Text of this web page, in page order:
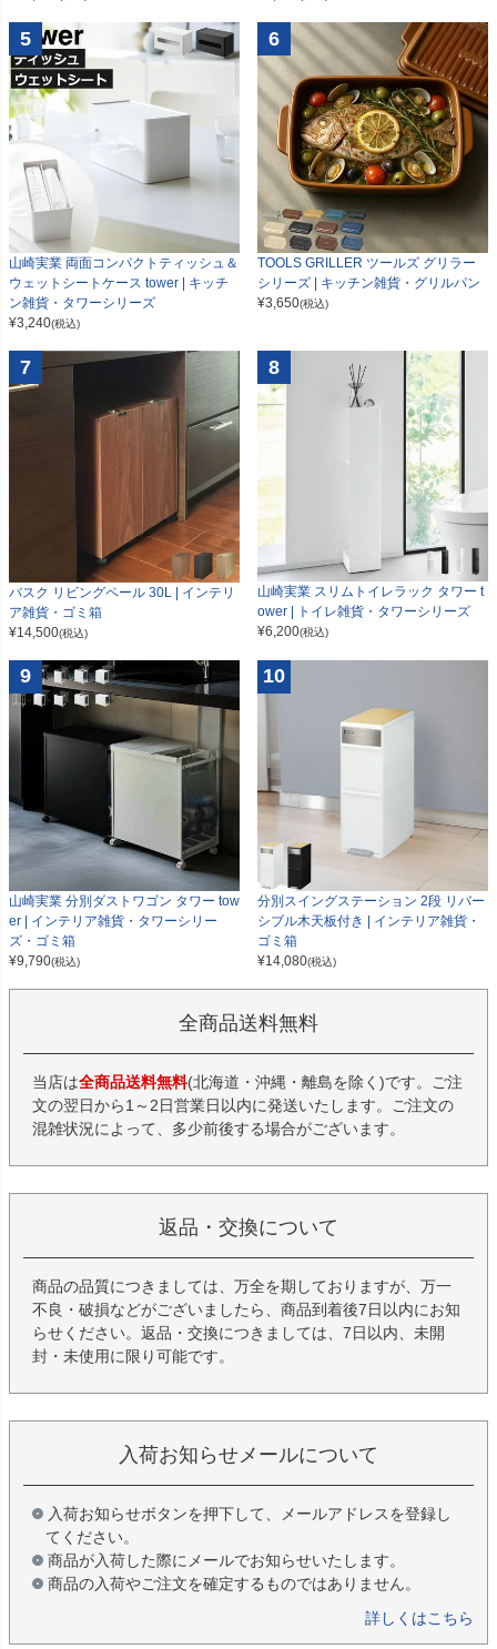
5
山崎実業 両面コンパクトティッシュ＆
ウェットシートケース tower | キッチ
ン雑貨・タワーシリーズ
¥3,240(税込)
6
TOOLS GRILLER ツールズ グリラー
シリーズ | キッチン雑貨・グリルパン
¥3,650(税込)
7
バスク リビングペール 30L | インテリ
ア雑貨・ゴミ箱
¥14,500(税込)
8
山崎実業 スリムトイレラック タワー t
ower | トイレ雑貨・タワーシリーズ
¥6,200(税込)
9
山崎実業 分別ダストワゴン タワー tow
er | インテリア雑貨・タワーシリー
ズ・ゴミ箱
¥9,790(税込)
10
分別スイングステーション 2段 リバー
シブル木天板付き | インテリア雑貨・
ゴミ箱
¥14,080(税込)
全商品送料無料
当店は全商品送料無料(北海道・沖縄・離島を除く)です。ご注
文の翌日から1～2日営業日以内に発送いたします。ご注文の
混雑状況によって、多少前後する場合がございます。
返品・交換について
商品の品質につきましては、万全を期しておりますが、万一
不良・破損などがございましたら、商品到着後7日以内にお知
らせください。返品・交換につきましては、7日以内、未開
封・未使用に限り可能です。
入荷お知らせメールについて
入荷お知らせボタンを押下して、メールアドレスを登録し
てください。
商品が入荷した際にメールでお知らせいたします。
商品の入荷やご注文を確定するものではありません。
詳しくはこちら